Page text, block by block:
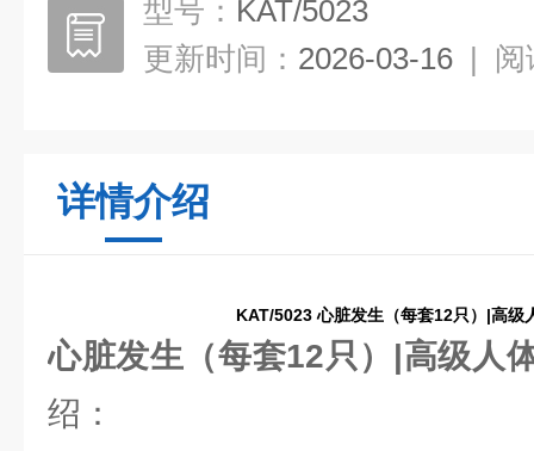
型号： KAT/5023
更新时间： 2026-03-16 | 阅
详情介绍
KAT/5023 心脏发生（每套12只）|高级
心脏发生（每套12只）|高级人
绍：